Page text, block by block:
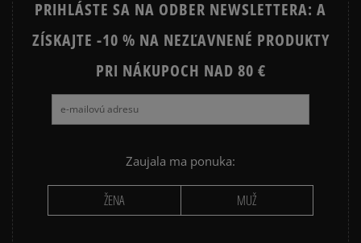
PRIHLÁSTE SA NA ODBER NEWSLETTERA: A
ZÍSKAJTE -10 % NA NEZĽAVNENÉ PRODUKTY
PRI NÁKUPOCH NAD 80 €
Zaujala ma ponuka:
ŽENA MUŽ